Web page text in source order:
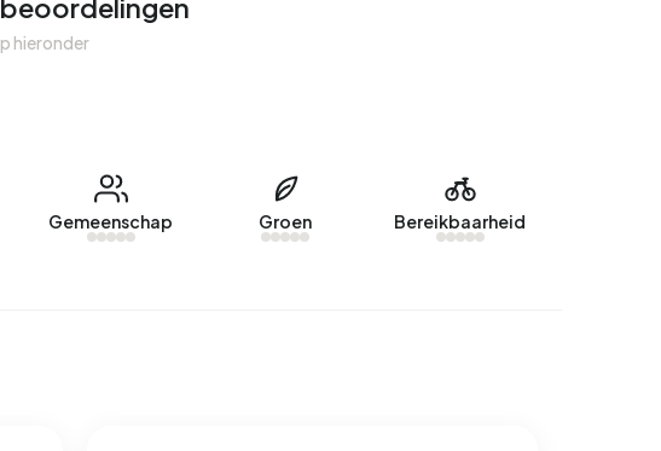
kWh
hieronder
Gemeenschap Groen Bereikbaarheid